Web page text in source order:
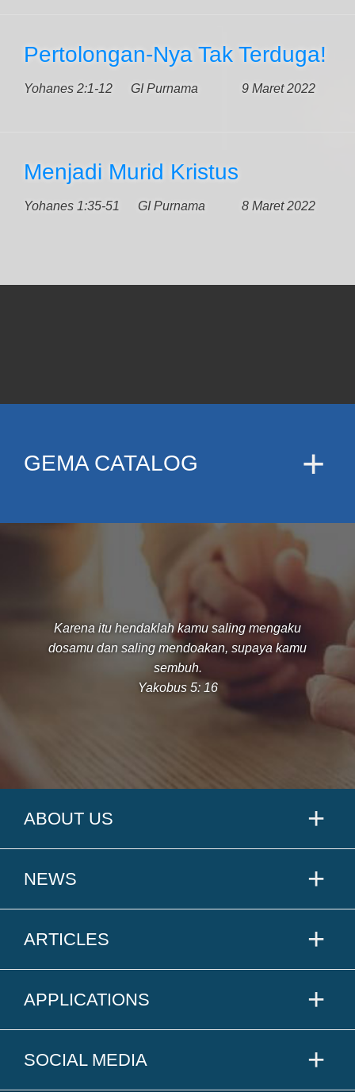
Pertolongan-Nya Tak Terduga!
Yohanes 2:1-12 9 Maret 2022
GI Purnama
Menjadi Murid Kristus
Yohanes 1:35-51 8 Maret 2022
GI Purnama
GEMA CATALOG
Karena itu hendaklah kamu saling mengaku
dosamu dan saling mendoakan, supaya kamu
sembuh.
Yakobus 5: 16
ABOUT US
NEWS
ARTICLES
APPLICATIONS
SOCIAL MEDIA